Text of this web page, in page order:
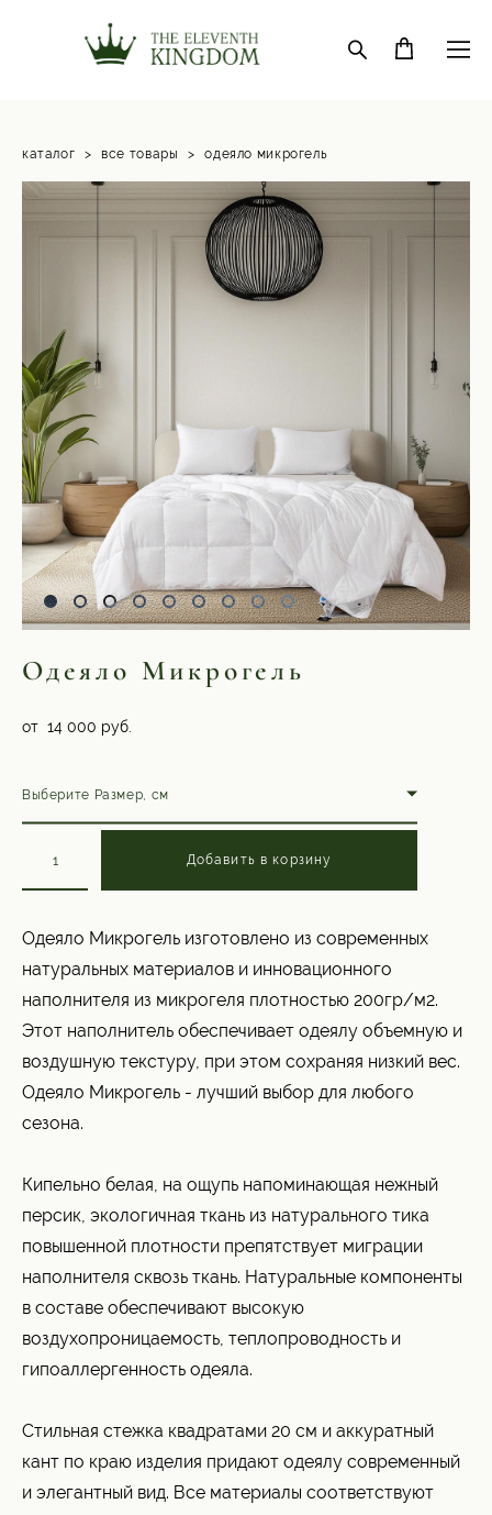
каталог > все товары > одеяло микрогель
Одеяло Микрогель
от 14 000 pуб.
Выберите Размер, см
Добавить в корзину
Одеяло Микрогель изготовлено из современных
натуральных материалов и инновационного
наполнителя из микрогеля плотностью 200гр/м2.
Этот наполнитель обеспечивает одеялу объемную и
воздушную текстуру, при этом сохраняя низкий вес.
Одеяло Микрогель - лучший выбор для любого
сезона.
Кипельно белая, на ощупь напоминающая нежный
персик, экологичная ткань из натурального тика
повышенной плотности препятствует миграции
наполнителя сквозь ткань. Натуральные компоненты
в составе обеспечивают высокую
воздухопроницаемость, теплопроводность и
гипоаллергенность одеяла.
Стильная стежка квадратами 20 см и аккуратный
кант по краю изделия придают одеялу современный
и элегантный вид. Все материалы соответствуют